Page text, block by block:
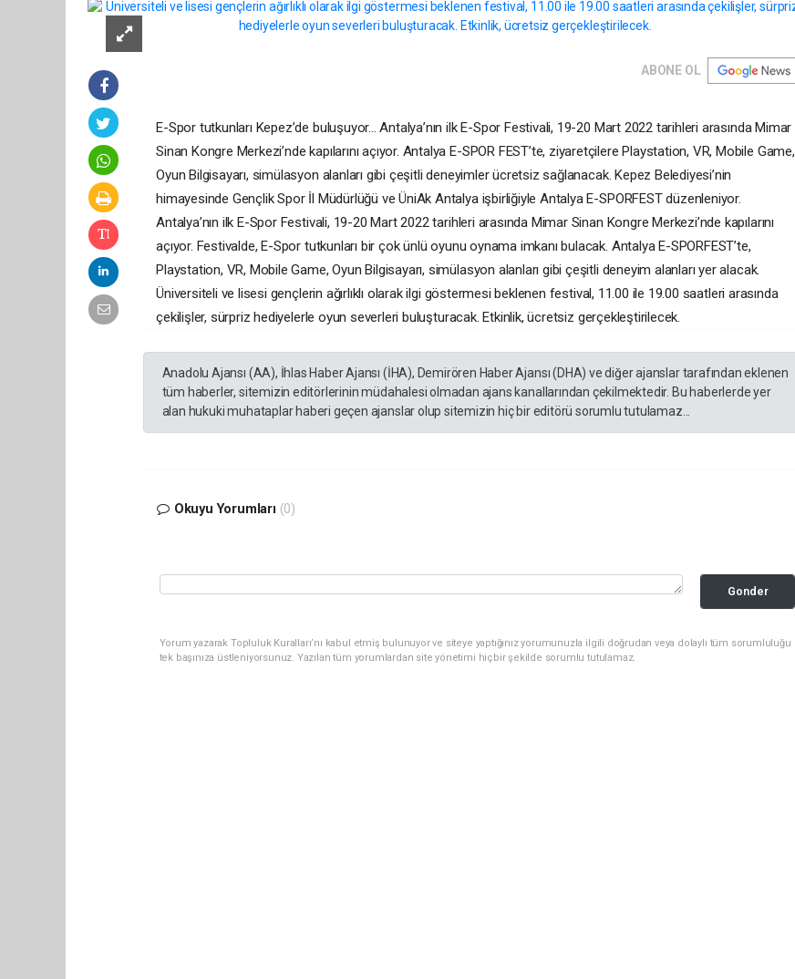
ABONE OL
E-Spor tutkunları Kepez’de buluşuyor... Antalya’nın ilk E-Spor Festivali, 19-20 Mart 2022 tarihleri arasında Mimar
Sinan Kongre Merkezi’nde kapılarını açıyor. Antalya E-SPOR FEST’te, ziyaretçilere Playstation, VR, Mobile Game,
Oyun Bilgisayarı, simülasyon alanları gibi çeşitli deneyimler ücretsiz sağlanacak. Kepez Belediyesi’nin
himayesinde Gençlik Spor İl Müdürlüğü ve ÜniAk Antalya işbirliğiyle Antalya E-SPORFEST düzenleniyor.
Antalya’nın ilk E-Spor Festivali, 19-20 Mart 2022 tarihleri arasında Mimar Sinan Kongre Merkezi’nde kapılarını
açıyor. Festivalde, E-Spor tutkunları bir çok ünlü oyunu oynama imkanı bulacak. Antalya E-SPORFEST’te,
Playstation, VR, Mobile Game, Oyun Bilgisayarı, simülasyon alanları gibi çeşitli deneyim alanları yer alacak.
Üniversiteli ve lisesi gençlerin ağırlıklı olarak ilgi göstermesi beklenen festival, 11.00 ile 19.00 saatleri arasında
çekilişler, sürpriz hediyelerle oyun severleri buluşturacak. Etkinlik, ücretsiz gerçekleştirilecek.
Anadolu Ajansı (AA), İhlas Haber Ajansı (İHA), Demirören Haber Ajansı (DHA) ve diğer ajanslar tarafından eklenen
tüm haberler, sitemizin editörlerinin müdahalesi olmadan ajans kanallarından çekilmektedir. Bu haberlerde yer
alan hukuki muhataplar haberi geçen ajanslar olup sitemizin hiç bir editörü sorumlu tutulamaz...
Okuyu Yorumları (0)
Gonder
Yorum yazarak Topluluk Kuralları’nı kabul etmiş bulunuyor ve siteye yaptığınız yorumunuzla ilgili doğrudan veya dolaylı tüm sorumluluğu
tek başınıza üstleniyorsunuz. Yazılan tüm yorumlardan site yönetimi hiçbir şekilde sorumlu tutulamaz.